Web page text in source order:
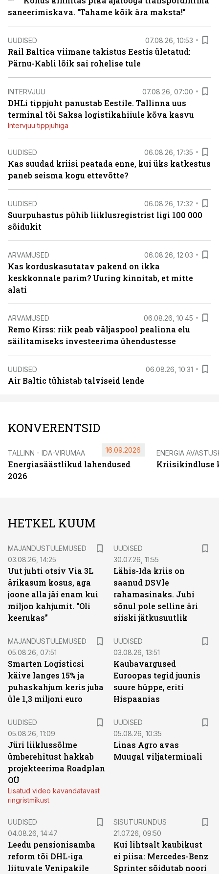
saneerimiskava. “Tahame kõik ära maksta!”
UUDISED 07.08.26, 10:53
Rail Baltica viimane takistus Eestis ületatud:
Pärnu-Kabli lõik sai rohelise tule
INTERVJUU 07.08.26, 07:00
DHLi tippjuht panustab Eestile. Tallinna uus
terminal tõi Saksa logistikahiiule kõva kasvu
Intervjuu tippjuhiga
UUDISED 06.08.26, 17:35
Kas suudad kriisi peatada enne, kui üks katkestus
paneb seisma kogu ettevõtte?
UUDISED 06.08.26, 17:32
Suurpuhastus pühib liiklusregistrist ligi 100 000
sõidukit
ARVAMUSED 06.08.26, 12:03
Kas korduskasutatav pakend on ikka
keskkonnale parim? Uuring kinnitab, et mitte
alati
ARVAMUSED 06.08.26, 10:45
Remo Kirss: riik peab väljaspool pealinna elu
säilitamiseks investeerima ühendustesse
UUDISED 06.08.26, 10:31
Air Baltic tühistab talviseid lende
KONVERENTSID
TALLINN - IDA-VIRUMAA
Energiasäästlikud lahendused
2026
16.09.2026 ENERGIA
Kriisikindluse
HETKEL KUUM
MAJANDUSTULEMUSED
03.08.26, 14:25
Uut juhti otsiv Via 3L
ärikasum kosus, aga
joone alla jäi enam kui
miljon kahjumit. “Oli
keerukas”
UUDISED
30.07.26, 11:55
Lähis-Ida kriis on
saanud DSVle
rahamasinaks. Juhi
sõnul pole selline äri
siiski jätkusuutlik
MAJANDUSTULEMUSED
05.08.26, 07:51
Smarten Logisticsi
käive langes 15% ja
puhaskahjum keris juba
üle 1,3 miljoni euro
UUDISED
03.08.26, 13:51
Kaubavargused
Euroopas tegid juunis
suure hüppe, eriti
Hispaanias
UUDISED
05.08.26, 11:09
Jüri liiklussõlme
ümberehitust hakkab
projekteerima Roadplan
OÜ
Lisatud video kavandatavast
ringristmikust
UUDISED
05.08.26, 10:35
Linas Agro avas
Muugal viljaterminali
UUDISED
04.08.26, 14:47
Leedu pensionisamba
reform tõi DHL-iga
liituvale Venipakile
SISUTURUNDUS
21.07.26, 09:50
Kui lihtsalt kaubikust
ei piisa: Mercedes-Benz
Sprinter sõidutab noori